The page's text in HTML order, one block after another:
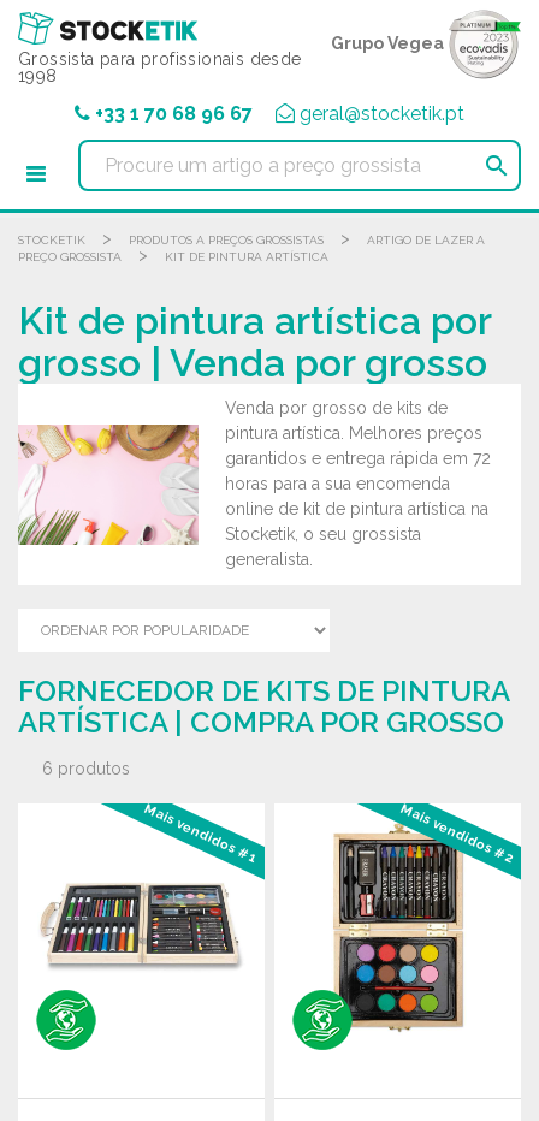
Grossista para profissionais desde
1998
Grupo Vegea
+33 1 70 68 96 67 geral@stocketik.pt

STOCKETIK > PRODUTOS A PREÇOS GROSSISTAS >
ARTIGO DE LAZER A
PREÇO GROSSISTA
> KIT DE PINTURA ARTÍSTICA
Kit de pintura artística por
grosso | Venda por grosso
Venda por grosso de kits de
pintura artística. Melhores preços
garantidos e entrega rápida em 72
horas para a sua encomenda
online de kit de pintura artística na
Stocketik, o seu grossista
generalista.
FORNECEDOR DE KITS DE PINTURA
ARTÍSTICA | COMPRA POR GROSSO
6 produtos
Mais vendidos #1 Mais vendidos #2
Painel de Gerenciamento de Cookies